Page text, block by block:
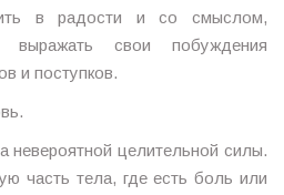
в радости и со смыслом,
выражать свои побуждения
и поступков.
невероятной целительной силы.
часть тела, где есть боль или